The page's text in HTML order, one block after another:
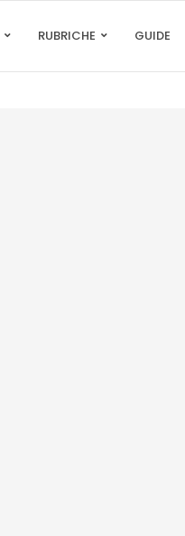
RUBRICHE GUIDE